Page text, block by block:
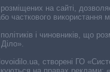
на сайті,
часткового використання
і чиновників, що
створені ГО